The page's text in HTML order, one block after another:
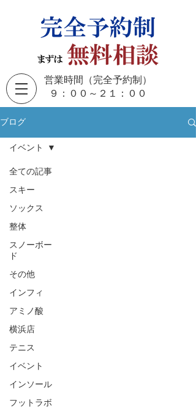
営業時間（完全予約制）
​９：００～２１：００
ブログ
全ての記事
スキー
ソックス
整体
スノーボー
ド
その他
インフィ
アミノ酸
横浜店
テニス
イベント
インソール
フットラボ
イベント